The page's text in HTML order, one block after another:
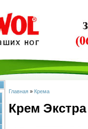
Главная » Крема
Крем Экстра